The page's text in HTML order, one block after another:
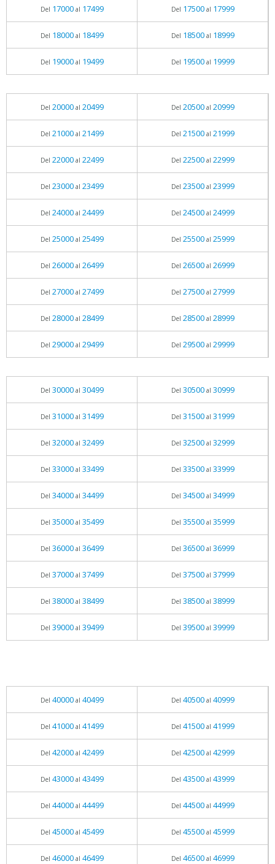
Del 17000al 17499 Del 17500al 17999
Del 18000al 18499 Del 18500al 18999
Del 19000al 19499 Del 19500al 19999
Del 20000al 20499 Del 20500al 20999
Del 21000al 21499 Del 21500al 21999
Del 22000al 22499 Del 22500al 22999
Del 23000al 23499 Del 23500al 23999
Del 24000al 24499 Del 24500al 24999
Del 25000al 25499 Del 25500al 25999
Del 26000al 26499 Del 26500al 26999
Del 27000al 27499 Del 27500al 27999
Del 28000al 28499 Del 28500al 28999
Del 29000al 29499 Del 29500al 29999
Del 30000al 30499 Del 30500al 30999
Del 31000al 31499 Del 31500al 31999
Del 32000al 32499 Del 32500al 32999
Del 33000al 33499 Del 33500al 33999
Del 34000al 34499 Del 34500al 34999
Del 35000al 35499 Del 35500al 35999
Del 36000al 36499 Del 36500al 36999
Del 37000al 37499 Del 37500al 37999
Del 38000al 38499 Del 38500al 38999
Del 39000al 39499 Del 39500al 39999
Del 40000al 40499 Del 40500al 40999
Del 41000al 41499 Del 41500al 41999
Del 42000al 42499 Del 42500al 42999
Del 43000al 43499 Del 43500al 43999
Del 44000al 44499 Del 44500al 44999
Del 45000al 45499 Del 45500al 45999
Del 46000al 46499 Del 46500al 46999